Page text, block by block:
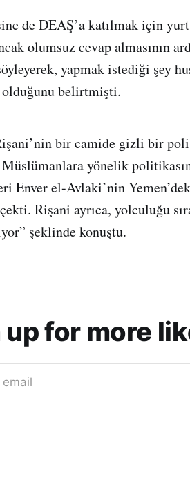
de DEAŞ’a katılmak için
olumsuz cevap almasının
yapmak istediği şey
belirtmişti.
bir camide gizli bir
yönelik
Enver el-Avlaki’nin
Rişani ayrıca, yolculuğu
şeklinde konuştu.
up for more